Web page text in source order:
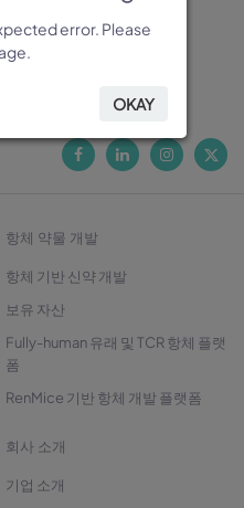
너
개발까지
항체 약물 개발
항체 기반 신약 개발
보유 자산
Fully-human 유래 및 TCR 항체 플랫
폼
RenMice 기반 항체 개발 플랫폼
회사 소개
기업 소개
error. Please
OKAY
error. Please
OKAY
error. Please
OKAY
error. Please
OKAY
error. Please
OKAY